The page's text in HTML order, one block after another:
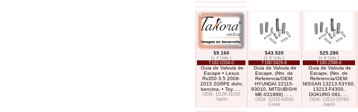
$9.160
(x 4 Uds.)
T182-0334-0
Guia de Valvula de
Escape • Lexus
Rx350 3.5 2009-
2015 2GRFE dohc
bencina, • Toy
OEM: 11126-31030
Japón
$43.920
(x 8 Uds.)
T180-5429-9
Guia de Valvula de
Escape, (Nro. de
Referencia/OEM:
HYUNDAI 22115-
93010, MITSUBISHI
ME-031888)
OEM: 22115-93010
Corea
$25.280
(x 8 Uds.)
T180-2586-8
Guia de Valvula de
Escape, (Nro. de
Referencia/OEM:
NISSAN 13213-53Y60,
13213-F4300,
DOKURO 091
OEM: 13213-53Y60
Japón